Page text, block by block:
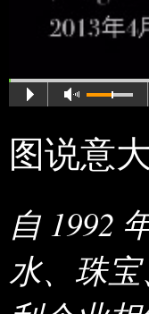
图说意
自 1992
水、珠